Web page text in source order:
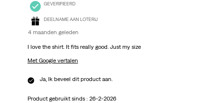
GEVERIFIEERD
DEELNAME AAN LOTERIJ
4 maanden geleden
I love the shirt. It fits really good. Just my size
Met Google vertalen
Ja, Ik beveel dit product aan.
Product gebruikt sinds : 26-2-2026